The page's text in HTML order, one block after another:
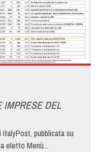
IMPRESE DEL
pubblicata su
eletto Menù...